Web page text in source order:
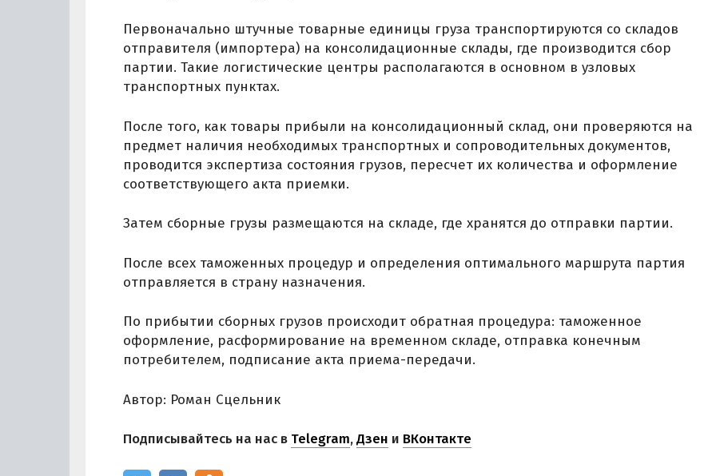
Первоначально штучные товарные единицы груза транспортируются со складов
отправителя (импортера) на консолидационные склады, где производится сбор
партии. Такие логистические центры располагаются в основном в узловых
транспортных пунктах.
После того, как товары прибыли на консолидационный склад, они проверяются на
предмет наличия необходимых транспортных и сопроводительных документов,
проводится экспертиза состояния грузов, пересчет их количества и оформление
соответствующего акта приемки.
Затем сборные грузы размещаются на складе, где хранятся до отправки партии.
После всех таможенных процедур и определения оптимального маршрута партия
отправляется в страну назначения.
По прибытии сборных грузов происходит обратная процедура: таможенное
оформление, расформирование на временном складе, отправка конечным
потребителем, подписание акта приема-передачи.
Автор: Роман Сцельник
Подписывайтесь на нас в Telegram,Дзен и ВКонтакте